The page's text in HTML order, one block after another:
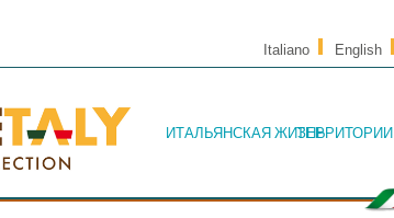
Italiano English
ИТАЛЬЯНСКАЯ ЖИЗНЬТЕРРИТОРИИ